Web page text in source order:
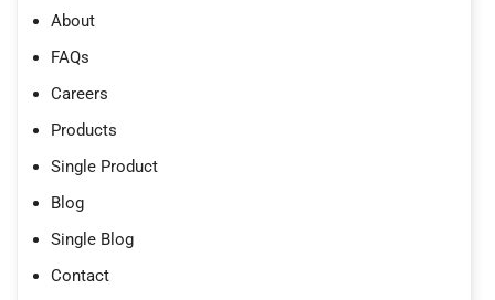
About
FAQs
Careers
Products
Single Product
Blog
Single Blog
Contact